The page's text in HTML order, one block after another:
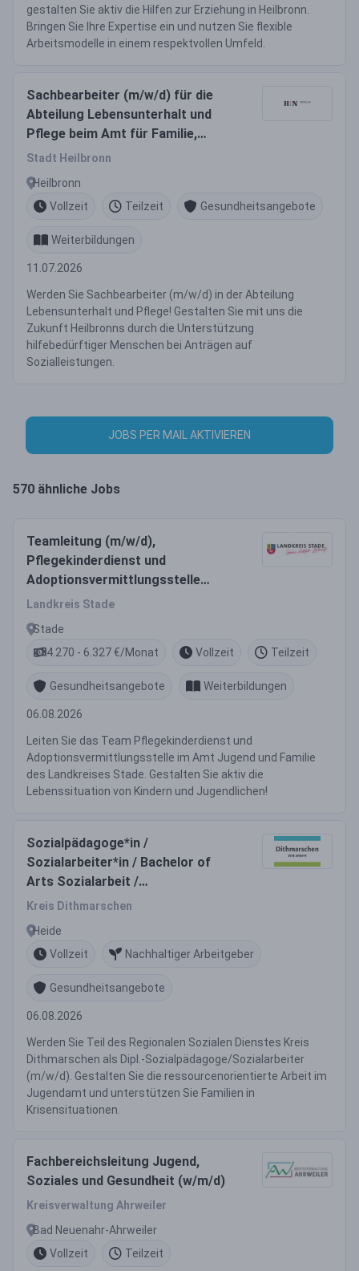
gestalten Sie aktiv die Hilfen zur Erziehung in Heilbronn.
Bringen Sie Ihre Expertise ein und nutzen Sie flexible
Arbeitsmodelle in einem respektvollen Umfeld.
Sachbearbeiter (m/w/d) für die
Abteilung Lebensunterhalt und
Pflege beim Amt für Familie,
Jugend und Senioren
Stadt Heilbronn
Heilbronn
Vollzeit
Teilzeit Gesundheitsangebote
Weiterbildungen
11.07.2026
Werden Sie Sachbearbeiter (m/w/d) in der Abteilung
Lebensunterhalt und Pflege! Gestalten Sie mit uns die
Zukunft Heilbronns durch die Unterstützung
hilfebedürftiger Menschen bei Anträgen auf
Sozialleistungen.
JOBS PER MAIL AKTIVIEREN
570 ähnliche Jobs
Teamleitung (m/w/d),
Pflegekinderdienst und
Adoptionsvermittlungsstelle
(Sozialpädagoge / Sozialarbeiter
Erziehungswissenschaften,
Kindheitspädagogik,
Sozialmanagement)
Landkreis Stade
Stade
4.270 - 6.327 €/Monat
Vollzeit Teilzeit
Gesundheitsangebote Weiterbildungen
06.08.2026
Leiten Sie das Team Pflegekinderdienst und
Adoptionsvermittlungsstelle im Amt Jugend und Familie
des Landkreises Stade. Gestalten Sie aktiv die
Lebenssituation von Kindern und Jugendlichen!
Sozialpädagoge*in /
Sozialarbeiter*in / Bachelor of
Arts Sozialarbeit /
Sozialpädagogik - Regionaler
Kreis Dithmarschen
Heide
Vollzeit
Nachhaltiger Arbeitgeber
Gesundheitsangebote
06.08.2026
Werden Sie Teil des Regionalen Sozialen Dienstes Kreis
Dithmarschen als Dipl.-Sozialpädagoge/Sozialarbeiter
(m/w/d). Gestalten Sie die ressourcenorientierte Arbeit im
Jugendamt und unterstützen Sie Familien in
Krisensituationen.
Fachbereichsleitung Jugend,
Soziales und Gesundheit (w/m/d)
Kreisverwaltung Ahrweiler
Bad Neuenahr-Ahrweiler
Vollzeit
Teilzeit